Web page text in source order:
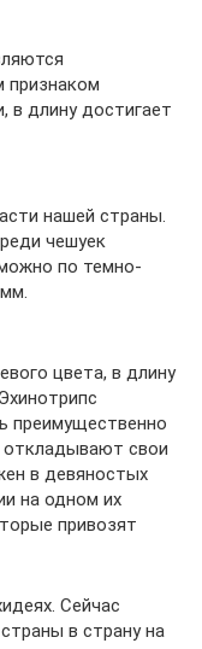
признаком
в длину достигает
нашей страны.
чешуек
по темно-
цвета, в длину
преимущественно
откладывают свои
в девяностых
на одном их
привозят
Сейчас
в страну на